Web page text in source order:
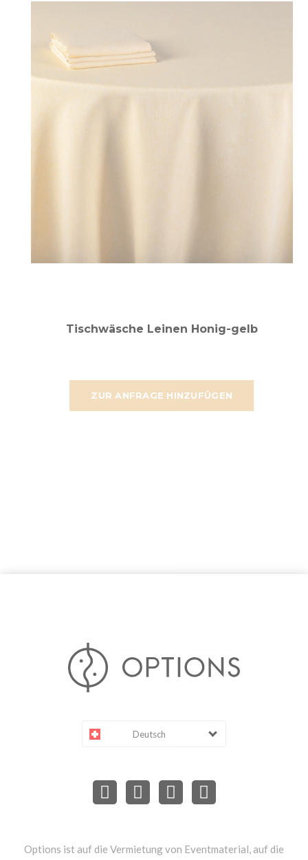
ZUR ANFRAGE HINZUFÜGEN
Tischwäsche Leinen Honig-gelb
Deutsch
Options ist auf die Vermietung von Eventmaterial, auf die